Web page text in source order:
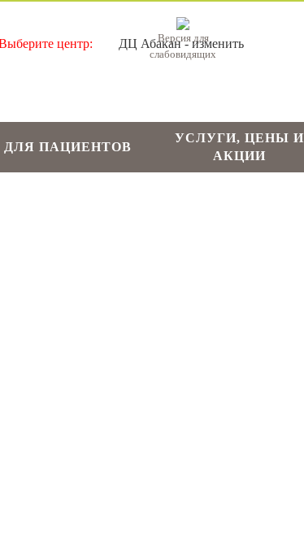
ДЦ Абакан - изменить
Версия для
слабовидящих
ДЛЯ ПАЦИЕНТОВ
УСЛУГИ, ЦЕНЫ И
АКЦИИ